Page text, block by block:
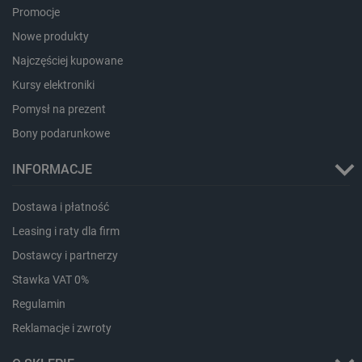
Promocje
Nowe produkty
Najczęściej kupowane
Kursy elektroniki
Pomysł na prezent
Bony podarunkowe
INFORMACJE
Dostawa i płatność
Leasing i raty dla firm
Dostawcy i partnerzy
Stawka VAT 0%
Regulamin
Reklamacje i zwroty
_smvs